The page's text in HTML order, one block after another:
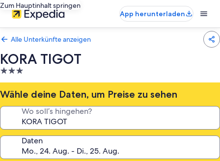
Zum Hauptinhalt springen
App herunterladen
Alle Unterkünfte anzeigen
KORA TIGOT
3.0-
Sterne-
Unterkunft
Wähle deine Daten, um Preise zu sehen
Wo soll’s hingehen?
Daten